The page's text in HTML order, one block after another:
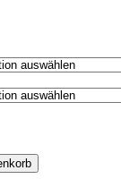
€